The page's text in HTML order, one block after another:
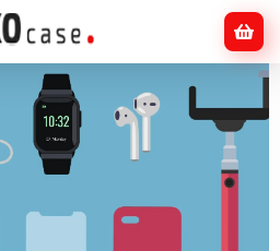
Смартфон і бездротові аксесуари: що